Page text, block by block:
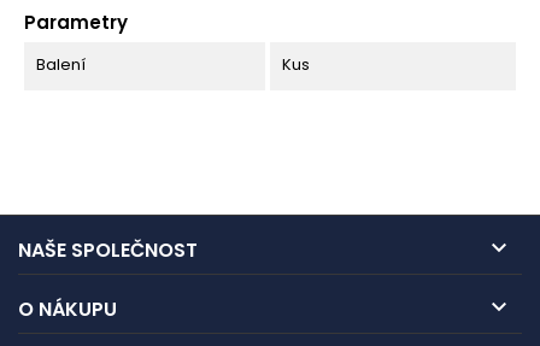
Parametry
Balení Kus
NAŠE SPOLEČNOST 
O NÁKUPU 